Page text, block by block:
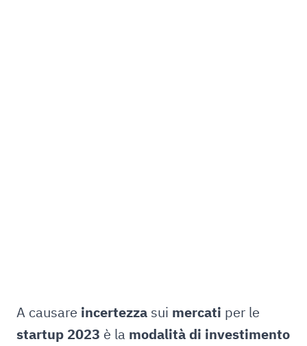
A causare incertezza sui mercati per le
startup 2023 è la modalità di investimento